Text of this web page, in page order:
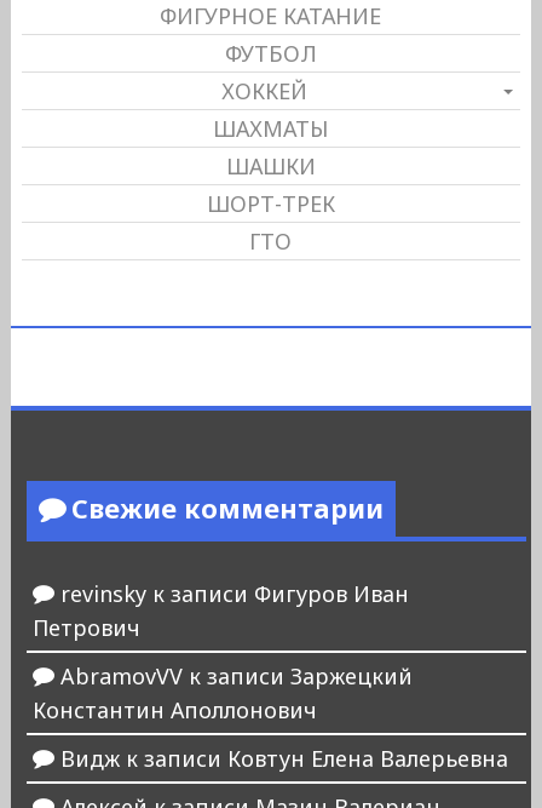
ФИГУРНОЕ КАТАНИЕ
ФУТБОЛ
ХОККЕЙ
ШАХМАТЫ
ШАШКИ
ШОРТ-ТРЕК
ГТО
Свежие комментарии
revinskyк записи Фигуров Иван
Петрович
AbramovVVк записи Заржецкий
Константин Аполлонович
Виджк записи Ковтун Елена Валерьевна